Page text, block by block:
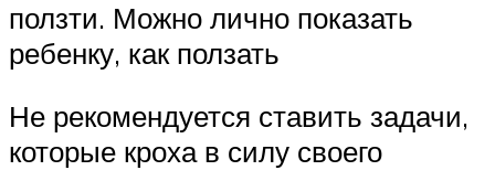
ползти. Можно лично показать
ребенку, как ползать
Не рекомендуется ставить задачи,
которые кроха в силу своего